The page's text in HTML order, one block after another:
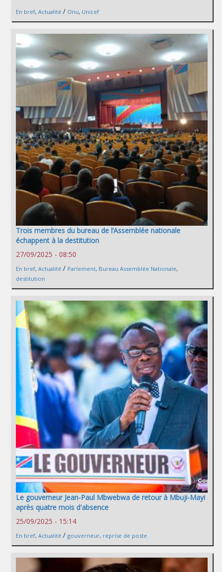
En bref, Actualité / Onu, Unicef
Trois membres du bureau de l’Assemblée nationale
échappent à la destitution
27/09/2025 - 08:50
En bref, Actualité / Parlement, Bureau Assemblée Nationale,
destitution
Le gouverneur Jean-Paul Mbwebwa de retour à Mbuji-Mayi
après quatre mois d'absence
25/09/2025 - 15:14
En bref, Actualité / gouverneur, reprise de poste